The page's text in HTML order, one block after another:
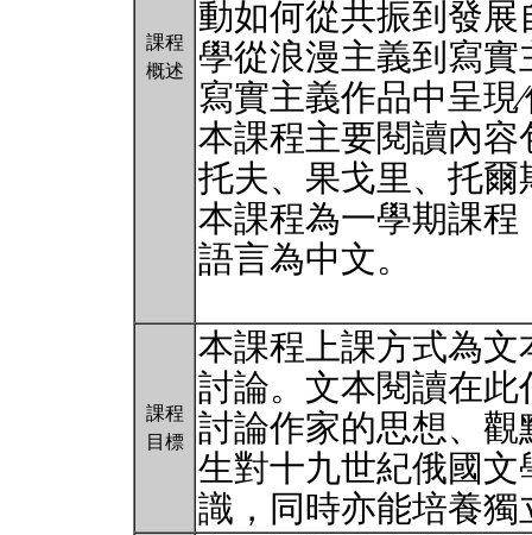
課程
概述
動如何從共振到發
學從浪漫主義到寫
寫實主義作品中呈現
本課程主要閱讀內
托夫、果戈里、托
本課程為一學期課
語言為中文。
課程
目標
本課程上課方式為
討論。文本閱讀在
討論作家的思想、
生對十九世紀俄國
識，同時亦能培養